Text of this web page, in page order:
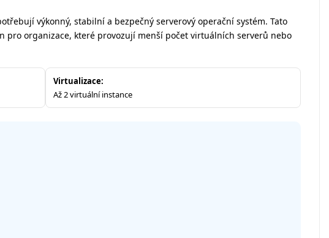
výkonný, stabilní a bezpečný serverový operační systém. Tato
pro organizace, které provozují menší počet virtuálních serverů nebo
Virtualizace:
Až 2 virtuální instance